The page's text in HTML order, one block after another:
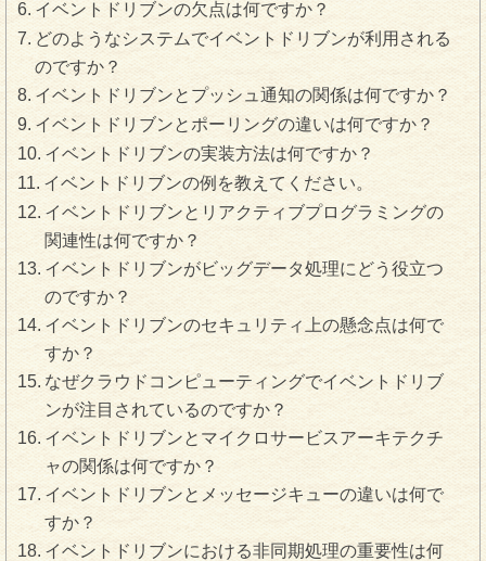
イベントドリブンの欠点は何ですか？
どのようなシステムでイベントドリブンが利用される
のですか？
イベントドリブンとプッシュ通知の関係は何ですか？
イベントドリブンとポーリングの違いは何ですか？
イベントドリブンの実装方法は何ですか？
イベントドリブンの例を教えてください。
イベントドリブンとリアクティブプログラミングの
関連性は何ですか？
イベントドリブンがビッグデータ処理にどう役立つ
のですか？
イベントドリブンのセキュリティ上の懸念点は何で
すか？
なぜクラウドコンピューティングでイベントドリブ
ンが注目されているのですか？
イベントドリブンとマイクロサービスアーキテクチ
ャの関係は何ですか？
イベントドリブンとメッセージキューの違いは何で
すか？
イベントドリブンにおける非同期処理の重要性は何